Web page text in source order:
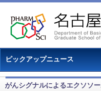
ピックアップニュース
がんシグナルによるエクソソ